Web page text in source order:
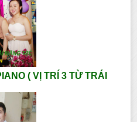
( VỊ TRÍ 3 TỪ TRÁI